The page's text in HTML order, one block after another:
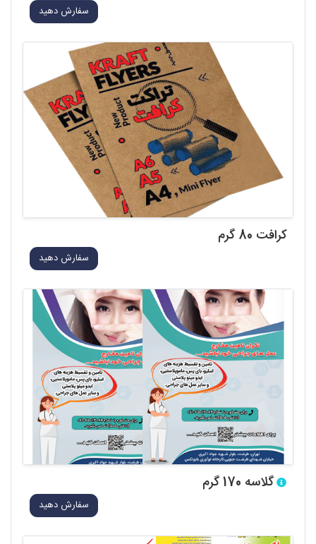
سفارش دهید
کرافت 80 گرم
سفارش دهید
گلاسه 170 گرم
سفارش دهید